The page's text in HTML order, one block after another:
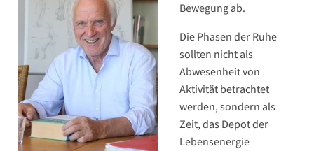
Bewegung ab.
Die Phasen der Ruhe
sollten nicht als
Abwesenheit von
Aktivität betrachtet
werden, sondern als
Zeit, das Depot der
Lebensenergie